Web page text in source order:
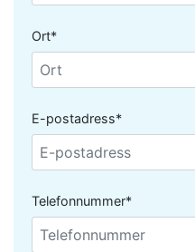
Ort*
E-postadress*
Telefonnummer*